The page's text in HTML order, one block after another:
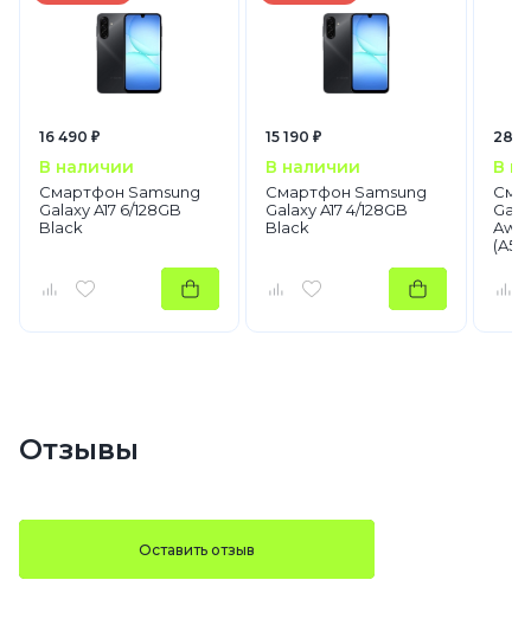
16 490 ₽
В наличии
Смартфон Samsung
Galaxy A17 6/128GB
Black
15 190 ₽
В наличии
Смартфон Samsung
Galaxy A17 4/128GB
Black
28
В
Отзывы
Оставить отзыв